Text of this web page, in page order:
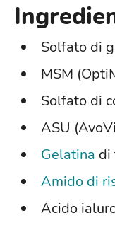
Solfato di
MSM
Solfato di
ASU
Gelatina di
Amido di
Acido